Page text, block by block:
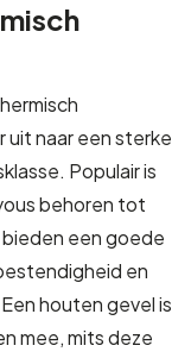
naar een sterke
Populair is
behoren tot
een goede
en
houten gevel is
mee, mits deze